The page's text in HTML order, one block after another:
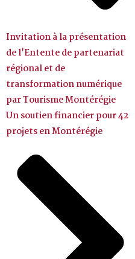
Invitation à la présentation
de l'Entente de partenariat
régional et de
transformation numérique
par Tourisme Montérégie
Un soutien financier pour 42
projets en Montérégie